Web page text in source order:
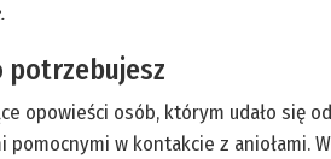
potrzebujesz
opowieści osób, którym udało się
pomocnymi w kontakcie z